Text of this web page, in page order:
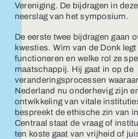
Vereniging. De bijdragen in
neerslag van het symposium.
De eerste twee bijdragen gaan
kwesties. Wim van de Donk
functioneren en welke rol ze
maatschappij. Hij gaat in op de
veranderingsprocessen
Nederland nu onderhevig zijn
ontwikkeling van vitale
bespreekt de ethische zin van
Centraal staat de vraag of
ten koste gaat van vrijheid of